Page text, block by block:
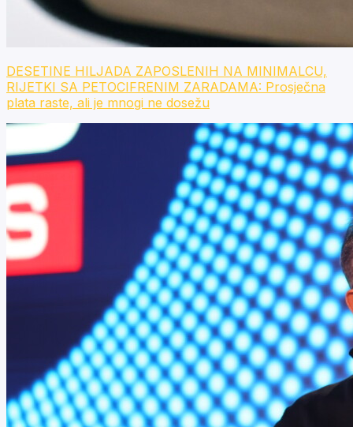
DESETINE HILJADA ZAPOSLENIH NA MINIMALCU,
RIJETKI SA PETOCIFRENIM ZARADAMA: Prosječna
plata raste, ali je mnogi ne dosežu